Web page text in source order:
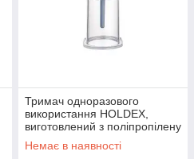
Тримач одноразового
використання HOLDEX,
виготовлений з поліпропілену
індивідуально упакований,
стерильний
Немає в наявності